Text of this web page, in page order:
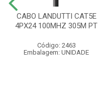
CABO LANDUTTI CAT5E
4PX24 100MHZ 305M PT
Código: 2463
Embalagem: UNIDADE